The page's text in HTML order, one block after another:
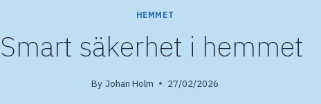
HEMMET
Smart säkerhet i hemmet
By Johan Holm 27/02/2026